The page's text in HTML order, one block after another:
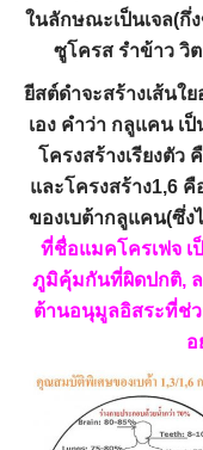
ในลักษณะเป็นเจล(กึ่
ซูโครส รำข้าว วิ
ยีสต์ดำจะสร้างเส้นใ
เอง คำว่า กลูแคน เ
โครงสร้างเรียงตัว
และโครงสร้าง1,6
ของเบต้ากลูแคน(ซึ่ง
ที่ชื่อแมคโครเฟจ เ
ภูมิคุ้มกันที่ผิดปกติ, ล
ต้านอนุมูลอิสระที่ช่ว
อ